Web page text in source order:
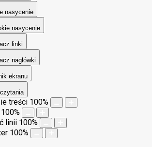
nasycenie
nasycenie
linki
nagłówki
ekranu
treści 100%
100%
linii 100%
100%